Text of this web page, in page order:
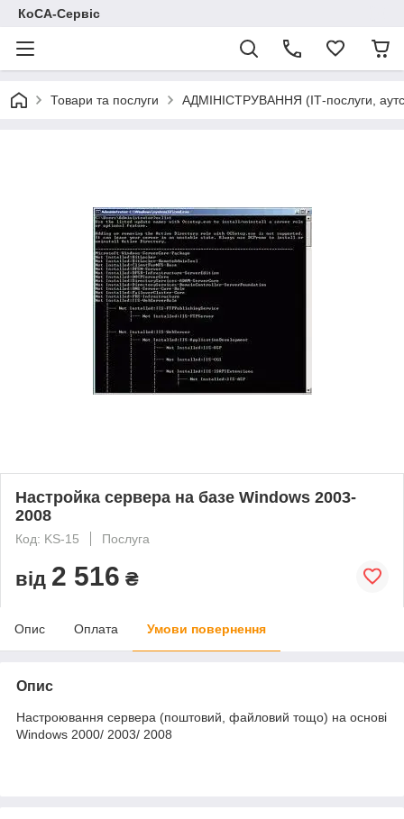
КоСА-Сервіс
Товари та послуги АДМІНІСТРУВАННЯ (ІТ-послуги,
Настройка сервера на базе Windows 2003-
2008
Код: KS-15 Послуга
від 2 516 ₴
Опис Оплата Умови повернення
Опис
Настроювання сервера (поштовий, файловий тощо) на основі
Windows 2000/ 2003/ 2008